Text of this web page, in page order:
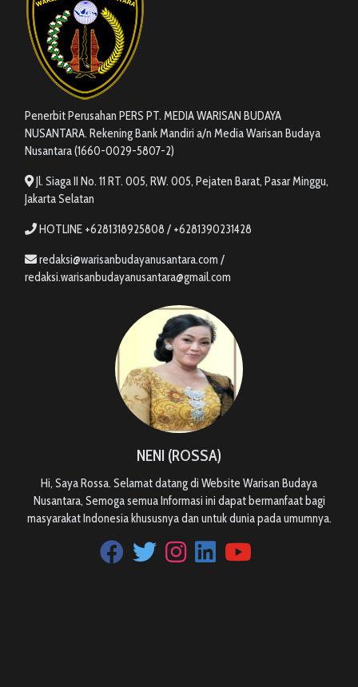
Penerbit Perusahan PERS PT. MEDIA WARISAN BUDAYA
NUSANTARA. Rekening Bank Mandiri a/n Media Warisan Budaya
Nusantara (1660-0029-5807-2)
Jl. Siaga II No. 11 RT. 005, RW. 005, Pejaten Barat, Pasar Minggu,
Jakarta Selatan
HOTLINE +6281318925808 / +6281390231428
redaksi@warisanbudayanusantara.com /
redaksi.warisanbudayanusantara@gmail.com
NENI (ROSSA)
Hi, Saya Rossa. Selamat datang di Website Warisan Budaya
Nusantara, Semoga semua Informasi ini dapat bermanfaat bagi
masyarakat Indonesia khususnya dan untuk dunia pada umumnya.